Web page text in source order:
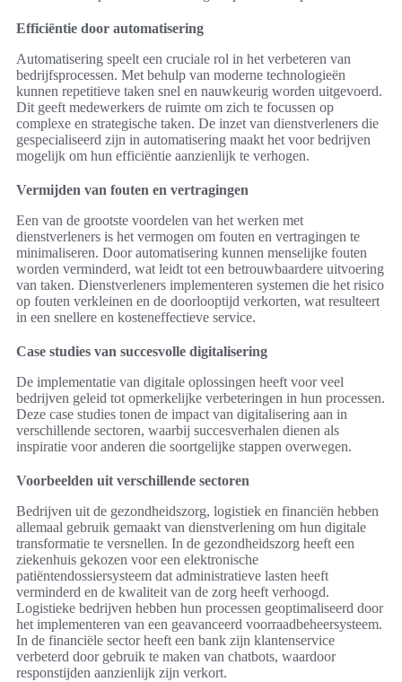
Efficiëntie door automatisering
Automatisering speelt een cruciale rol in het verbeteren van
bedrijfsprocessen. Met behulp van moderne technologieën
kunnen repetitieve taken snel en nauwkeurig worden uitgevoerd.
Dit geeft medewerkers de ruimte om zich te focussen op
complexe en strategische taken. De inzet van dienstverleners die
gespecialiseerd zijn in automatisering maakt het voor bedrijven
mogelijk om hun efficiëntie aanzienlijk te verhogen.
Vermijden van fouten en vertragingen
Een van de grootste voordelen van het werken met
dienstverleners is het vermogen om fouten en vertragingen te
minimaliseren. Door automatisering kunnen menselijke fouten
worden verminderd, wat leidt tot een betrouwbaardere uitvoering
van taken. Dienstverleners implementeren systemen die het risico
op fouten verkleinen en de doorlooptijd verkorten, wat resulteert
in een snellere en kosteneffectieve service.
Case studies van succesvolle digitalisering
De implementatie van digitale oplossingen heeft voor veel
bedrijven geleid tot opmerkelijke verbeteringen in hun processen.
Deze case studies tonen de impact van digitalisering aan in
verschillende sectoren, waarbij succesverhalen dienen als
inspiratie voor anderen die soortgelijke stappen overwegen.
Voorbeelden uit verschillende sectoren
Bedrijven uit de gezondheidszorg, logistiek en financiën hebben
allemaal gebruik gemaakt van dienstverlening om hun digitale
transformatie te versnellen. In de gezondheidszorg heeft een
ziekenhuis gekozen voor een elektronische
patiëntendossiersysteem dat administratieve lasten heeft
verminderd en de kwaliteit van de zorg heeft verhoogd.
Logistieke bedrijven hebben hun processen geoptimaliseerd door
het implementeren van een geavanceerd voorraadbeheersysteem.
In de financiële sector heeft een bank zijn klantenservice
verbeterd door gebruik te maken van chatbots, waardoor
responstijden aanzienlijk zijn verkort.